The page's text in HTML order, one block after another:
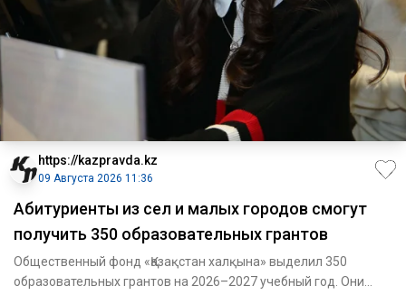
https://kazpravda.kz
09 Августа 2026 11:36
Абитуриенты из сел и малых городов смогут
получить 350 образовательных грантов
Общественный фонд «Қазақстан халқына» выделил 350
образовательных грантов на 2026–2027 учебный год. Они